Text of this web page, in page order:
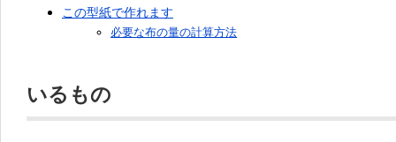
この型紙で作れます
必要な布の量の計算方法
いるもの